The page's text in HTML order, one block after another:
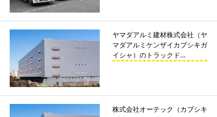
ヤマダアルミ建材株式会社（ヤ
マダアルミケンザイカブシキガ
イシャ）のトラックド…
株式会社オーテック（カブシキ